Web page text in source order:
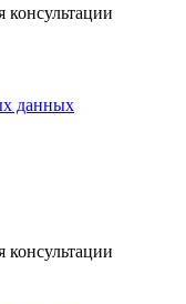
консультации
данных
консультации